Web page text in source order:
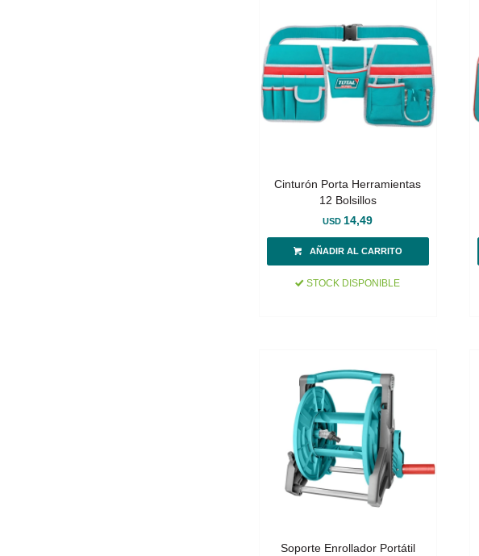
Cinturón Porta Herramientas
12 Bolsillos
USD 14,49
STOCK DISPONIBLE
Soporte Enrollador Portátil